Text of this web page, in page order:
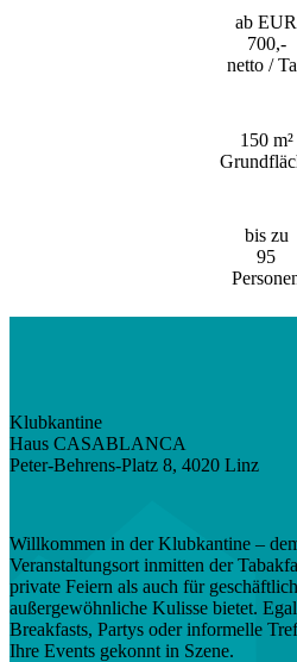
ab EUR
700,-
netto /
150 m²
bis zu
95
Klubkantine
Haus CASABLANCA
Peter-Behrens-Platz 8, 4020 Linz
Willkommen in der Klubkantine –
Veranstaltungsort inmitten der
private Feiern als auch für
außergewöhnliche Kulisse bietet.
Breakfasts, Partys oder informelle
Ihre Events gekonnt in Szene.